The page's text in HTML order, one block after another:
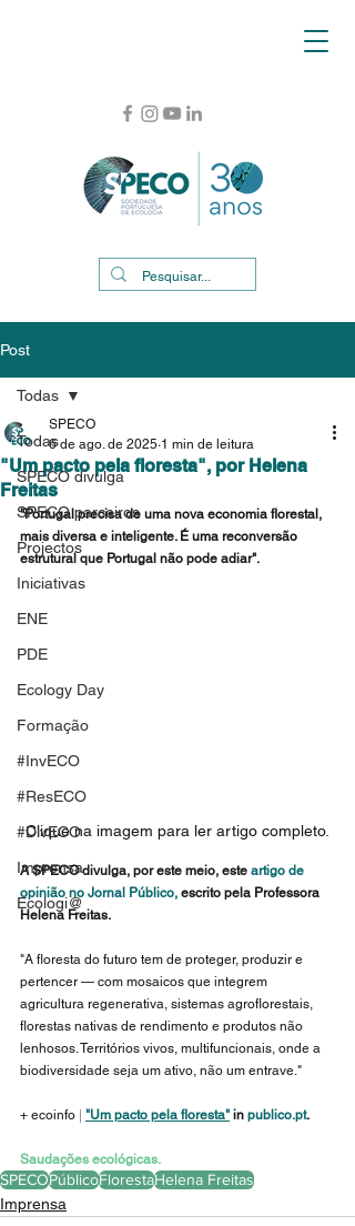
Post
Todas
SPECO divulga
SPECO parceiros
Projectos
Iniciativas
ENE
PDE
Ecology Day
Formação
#InvECO
#ResECO
#DivECO
Imprensa
Ecologi@
Todas
"Um pacto pela floresta", por Helena
Freitas
SPECO
6 de ago. de 2025 1 min de leitura
"Portugal precisa de uma nova economia florestal,
mais diversa e inteligente. É uma reconversão
estrutural que Portugal não pode adiar".
Clique na imagem para ler artigo completo.
A SPECO divulga, por este meio, este artigo de
opinião no Jornal Público, escrito pela Professora
Helena Freitas.
"A floresta do futuro tem de proteger, produzir e
pertencer — com mosaicos que integrem
agricultura regenerativa, sistemas agroflorestais,
florestas nativas de rendimento e produtos não
lenhosos. Territórios vivos, multifuncionais, onde a
biodiversidade seja um ativo, não um entrave."
+ ecoinfo "Um pacto pela floresta" in publico.pt.
Saudações ecológicas.
SPECOPúblicoFlorestaHelena Freitas
Imprensa